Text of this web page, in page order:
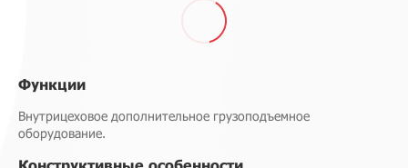
Функции
Внутрицеховое дополнительное грузоподъемное
оборудование.